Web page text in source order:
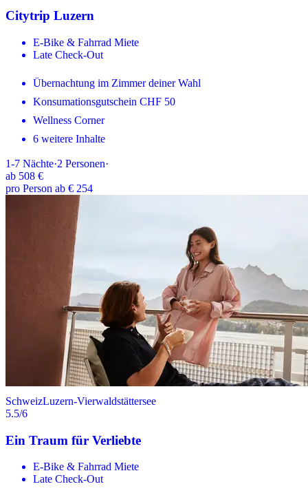
Citytrip Luzern
E-Bike & Fahrrad Miete
Late Check-Out
Übernachtung im Zimmer deiner Wahl
Konsumationsgutschein CHF 50
Wellness Corner
6 weitere Inhalte
1-7 Nächte·2 Personen·
ab 508 €
pro Person ab € 254
SchweizLuzern-Vierwaldstättersee
5.5/6
Ein Traum für Verliebte
E-Bike & Fahrrad Miete
Late Check-Out